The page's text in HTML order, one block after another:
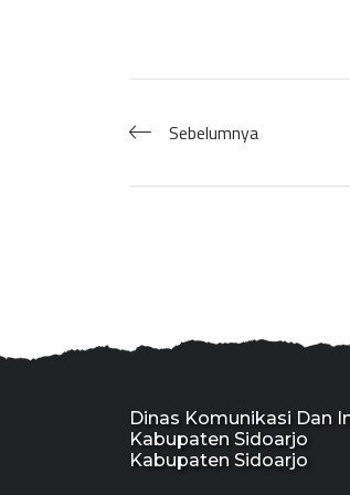
Sebelumnya
Dinas Komunikasi Dan
Kabupaten Sidoarjo
Kabupaten Sidoarjo